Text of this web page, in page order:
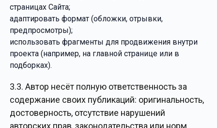
страницах Сайта;
адаптировать формат (обложки, отрывки,
предпросмотры);
использовать фрагменты для продвижения внутри
проекта (например, на главной странице или в
подборках).
3.3. Автор несёт полную ответственность за
содержание своих публикаций: оригинальность,
достоверность, отсутствие нарушений
авторских прав, законодательства или норм